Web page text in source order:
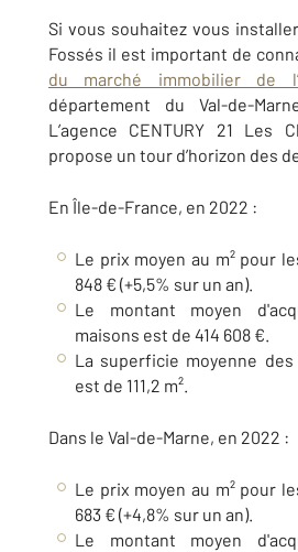
Si vous souhaitez vous
Fossés il est important de
du marché immobilier de
département du Val-de-
L’agence CENTURY 21 Les
propose un tour d’horizon des
En Île-de-France, en 2022 :
Le prix moyen au m² pour
848 € (+5,5% sur un an).
Le montant moyen
maisons est de 414 608 €.
La superficie moyenne
est de 111,2 m².
Dans le Val-de-Marne, en 2022 :
Le prix moyen au m² pour
683 € (+4,8% sur un an).
Le montant moyen